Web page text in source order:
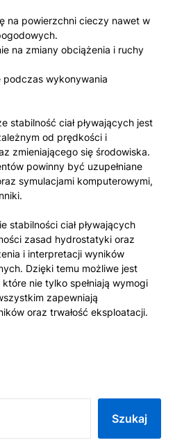
na powierzchni cieczy nawet w
na zmiany obciążenia i ruchy
podczas wykonywania
stabilność ciał pływających jest
od prędkości i
zmieniającego się środowiska.
powinny być uzupełniane
symulacjami komputerowymi,
stabilności ciał pływających
zasad hydrostatyki oraz
i interpretacji wyników
Dzięki temu możliwe jest
nie tylko spełniają wymogi
zapewniają
oraz trwałość eksploatacji.
Szukaj